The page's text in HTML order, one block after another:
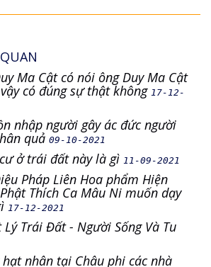
Ma Cật có nói ông Duy Ma Cật
có đúng sự thật không 17-12-
nhập người gây ác đức người
quả 09-10-2021
ở trái đất này là gì 11-09-2021
Pháp Liên Hoa phẩm Hiện
Thích Ca Mâu Ni muốn dạy
17-12-2021
Lý Trái Đất - Người Sống Và Tu
nhân tại Châu phi các nhà